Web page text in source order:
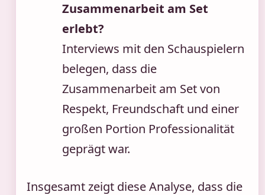
Zusammenarbeit am Set
erlebt?
Interviews mit den Schauspielern
belegen, dass die
Zusammenarbeit am Set von
Respekt, Freundschaft und einer
großen Portion Professionalität
geprägt war.
Insgesamt zeigt diese Analyse, dass die